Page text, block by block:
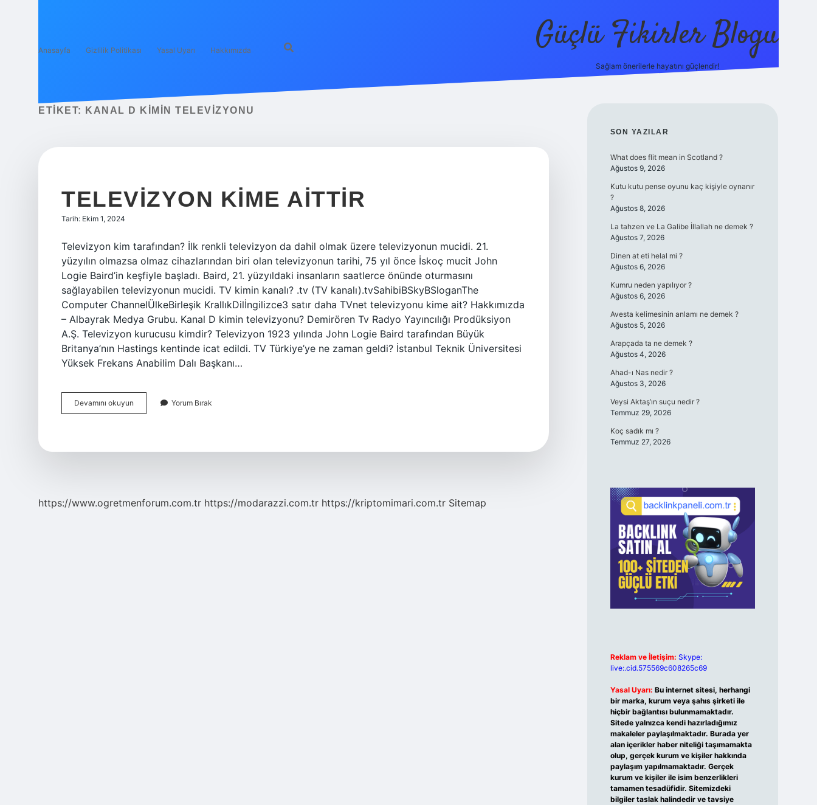
Anasayfa Gizlilik Politikası Yasal Uyarı Hakkımızda Güçlü Fikirler Blogu
Sağlam önerilerle hayatını güçlendir!
ETIKET: KANAL D KIMIN TELEVIZYONU
TELEVIZYON KIME AITTIR
Tarih: Ekim 1, 2024
Televizyon kim tarafından? İlk renkli televizyon da dahil olmak üzere televizyonun mucidi. 21.
yüzyılın olmazsa olmaz cihazlarından biri olan televizyonun tarihi, 75 yıl önce İskoç mucit John
Logie Baird’in keşfiyle başladı. Baird, 21. yüzyıldaki insanların saatlerce önünde oturmasını
sağlayabilen televizyonun mucidi. TV kimin kanalı? .tv (TV kanalı).tvSahibiBSkyBSloganThe
Computer ChannelÜlkeBirleşik KrallıkDilİngilizce3 satır daha TVnet televizyonu kime ait? Hakkımızda
– Albayrak Medya Grubu. Kanal D kimin televizyonu? Demirören Tv Radyo Yayıncılığı Prodüksiyon
A.Ş. Televizyon kurucusu kimdir? Televizyon 1923 yılında John Logie Baird tarafından Büyük
Britanya’nın Hastings kentinde icat edildi. TV Türkiye’ye ne zaman geldi? İstanbul Teknik Üniversitesi
Yüksek Frekans Anabilim Dalı Başkanı…
Devamını okuyun Televizyon
Kime
Yorum Bırak
https://www.ogretmenforum.com.tr https://modarazzi.com.tr https://kriptomimari.com.tr Sitemap
SIDEBAR
SON YAZILAR
What does flit mean in Scotland ?
Ağustos 9, 2026
Kutu kutu pense oyunu kaç kişiyle oynanır
?
Ağustos 8, 2026
La tahzen ve La Galibe İllallah ne demek ?
Ağustos 7, 2026
Dinen at eti helal mi ?
Ağustos 6, 2026
Kumru neden yapılıyor ?
Ağustos 6, 2026
Avesta kelimesinin anlamı ne demek ?
Ağustos 5, 2026
Arapçada ta ne demek ?
Ağustos 4, 2026
Ahad-ı Nas nedir ?
Ağustos 3, 2026
Veysi Aktaş’ın suçu nedir ?
Temmuz 29, 2026
Koç sadık mı ?
Temmuz 27, 2026
Reklam ve İletişim: Skype:
live:.cid.575569c608265c69
Yasal Uyarı: Bu internet sitesi, herhangi
bir marka, kurum veya şahıs şirketi ile
hiçbir bağlantısı bulunmamaktadır.
Sitede yalnızca kendi hazırladığımız
makaleler paylaşılmaktadır. Burada yer
alan içerikler haber niteliği taşımamakta
olup, gerçek kurum ve kişiler hakkında
paylaşım yapılmamaktadır. Gerçek
kurum ve kişiler ile isim benzerlikleri
tamamen tesadüfidir. Sitemizdeki
bilgiler taslak halindedir ve tavsiye